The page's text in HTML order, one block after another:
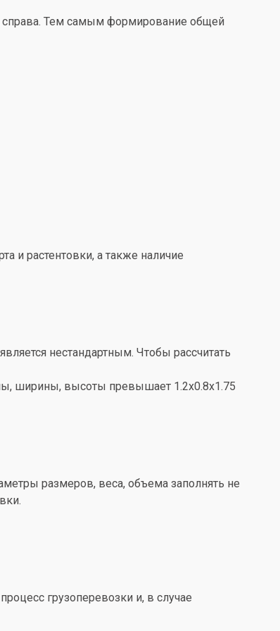
справа. Тем самым формирование общей
и растентовки, а также наличие
нестандартным. Чтобы рассчитать
ширины, высоты превышает 1.2x0.8x1.75
размеров, веса, объема заполнять не
грузоперевозки и, в случае